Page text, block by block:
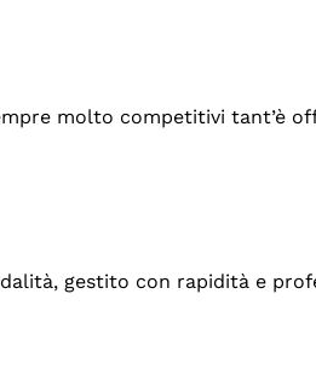
molto competitivi tant’è
gestito con rapidità e